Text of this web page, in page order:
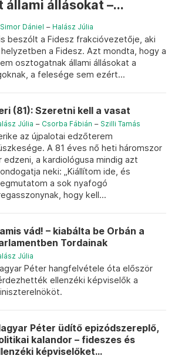
állami állásokat –...
Simor Dániel – Halász Júlia
beszólt a Fidesz frakcióvezetője, aki
a Fidesz. Azt mondta, hogy a
osztogatnak állami állásokat a
a felesége sem ezért...
(81): Szeretni kell a vasat
Júlia – Csorba Fábián – Szilli Tamás
az újpalotai edzőterem
A 81 éves nő heti háromszor
edzeni, a kardiológusa mindig azt
neki: „Kiállítom ide, és
a sok nyafogó
hogy kell...
vád! – kiabálta be Orbán a
Tordainak
Júlia
Péter hangfelvétele óta először
ellenzéki képviselők a
Péter üdítő epizódszereplő,
kalandor – fideszes és
képviselőket...